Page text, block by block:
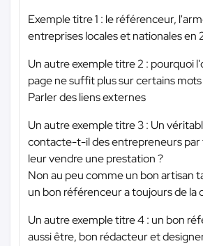
Exemple titre 1 : le référenceur,
entreprises locales et nationales en
Un autre exemple titre 2 : pourquoi
page ne suffit plus sur certains
Parler des liens externes
Un autre exemple titre 3 : Un
contacte-t-il des entrepreneurs
leur vendre une prestation ?
Non au peu comme un bon artisan
un bon référenceur a toujours de la
Un autre exemple titre 4 : un bon
aussi être, bon rédacteur et